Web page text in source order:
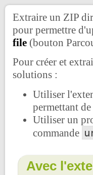
Extraire un ZIP
pour permettre
file (bouton
Pour créer et
solutions :
Utiliser
permettant
Utiliser un
commande
Avec